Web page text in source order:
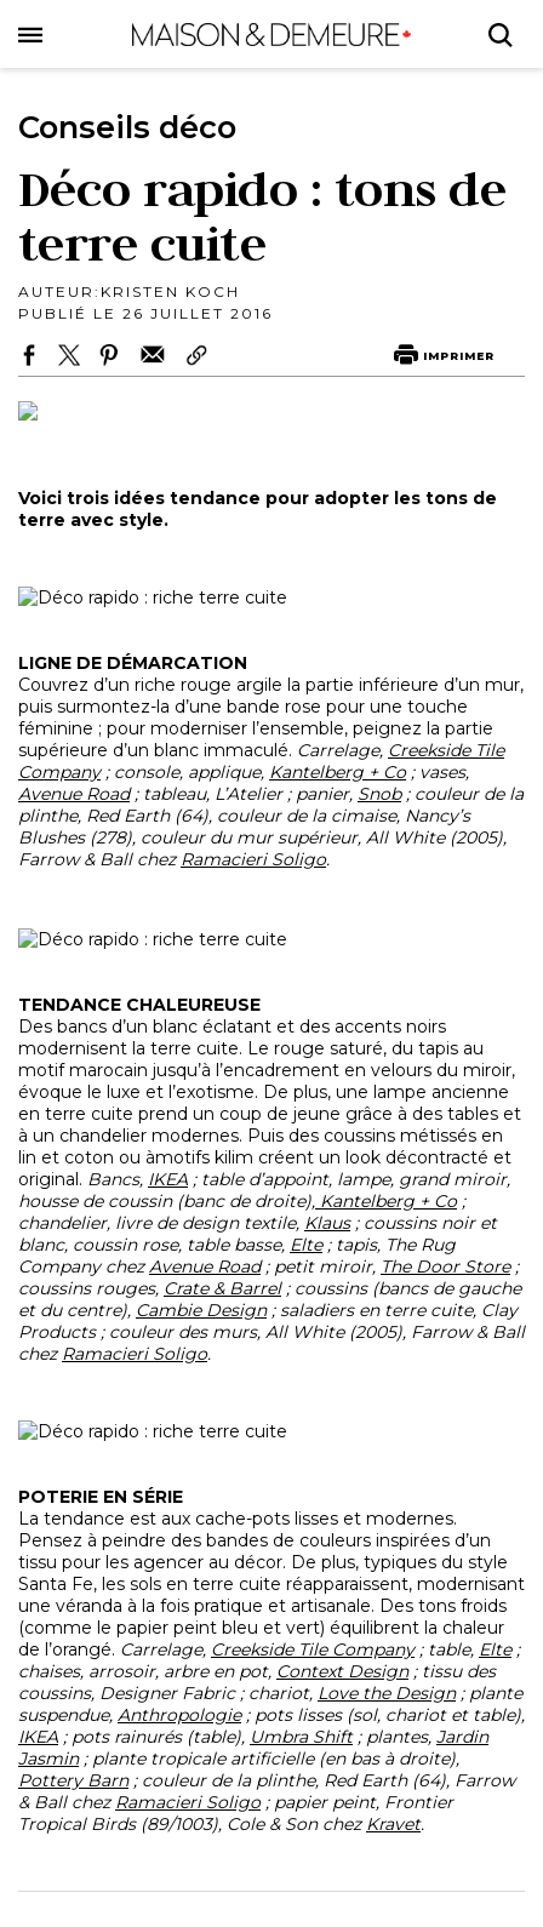
to
main
Conseils déco
Déco rapido : tons de
terre cuite
AUTEUR: KRISTEN KOCH
PUBLIÉ LE 26 JUILLET 2016
IMPRIMER
Voici trois idées tendance pour adopter les tons de
terre avec style.
LIGNE DE DÉMARCATION
Couvrez d’un riche rouge argile la partie inférieure d’un mur,
puis surmontez-la d’une bande rose pour une touche
féminine ; pour moderniser l’ensemble, peignez la partie
supérieure d’un blanc immaculé. Carrelage, Creekside Tile
Company; console, applique, Kantelberg + Co; vases,
Avenue Road; tableau, L’Atelier ; panier, Snob; couleur de la
plinthe, Red Earth (64), couleur de la cimaise, Nancy’s
Blushes (278), couleur du mur supérieur, All White (2005),
Farrow & Ball chezRamacieri Soligo.
TENDANCE CHALEUREUSE
Des bancs d’un blanc éclatant et des accents noirs
modernisent la terre cuite. Le rouge saturé, du tapis au
motif marocain jusqu’à l’encadrement en velours du miroir,
évoque le luxe et l’exotisme. De plus, une lampe ancienne
en terre cuite prend un coup de jeune grâce à des tables et
à un chandelier modernes. Puis des coussins métissés en
lin et coton ou àmotifs kilim créent un look décontracté et
original. Bancs, IKEA ; table d’appoint, lampe, grand miroir,
housse de coussin (banc de droite), Kantelberg + Co;
chandelier, livre de design textile, Klaus; coussins noir et
blanc, coussin rose, table basse, Elte; tapis, The Rug
Company chezAvenue Road; petit miroir, The Door Store;
coussins rouges, Crate & Barrel; coussins (bancs de gauche
et du centre), Cambie Design; saladiers en terre cuite, Clay
Products ; couleur des murs, All White (2005), Farrow & Ball
chezRamacieri Soligo.
POTERIE EN SÉRIE
La tendance est aux cache-pots lisses et modernes.
Pensez à peindre des bandes de couleurs inspirées d’un
tissu pour les agencer au décor. De plus, typiques du style
Santa Fe, les sols en terre cuite réapparaissent, modernisant
une véranda à la fois pratique et artisanale. Des tons froids
(comme le papier peint bleu et vert) équilibrent la chaleur
de l’orangé. Carrelage, Creekside Tile Company; table, Elte;
chaises, arrosoir, arbre en pot, Context Design; tissu des
coussins, Designer Fabric ; chariot, Love the Design; plante
suspendue, Anthropologie; pots lisses (sol, chariot et table),
IKEA ; pots rainurés (table), Umbra Shift; plantes, Jardin
Jasmin; plante tropicale artificielle (en bas à droite),
Pottery Barn; couleur de la plinthe, Red Earth (64), Farrow
& Ball chezRamacieri Soligo; papier peint, Frontier
Tropical Birds (89/1003), Cole & Son chezKravet.